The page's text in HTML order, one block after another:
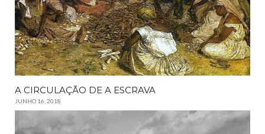
A CIRCULAÇÃO DE A ESCRAVA
JUNHO 16, 2018